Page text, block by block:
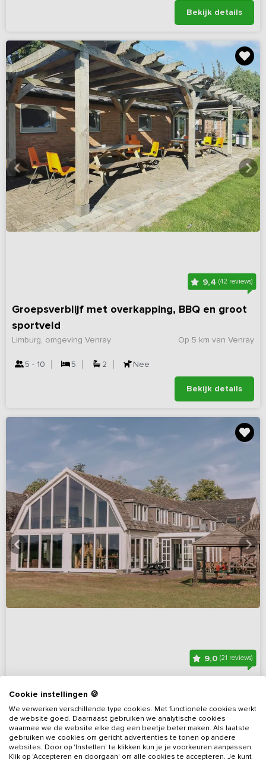
Bekijk details
9,4 (42 reviews)
Groepsverblijf met overkapping, BBQ en groot
sportveld
Op 5 km van Venray
Limburg, omgeving Venray
5 - 10 5 2 Nee
Bekijk details
9,0(21 reviews)
speeltuin en terras
Op 5 km van Venray
Limburg, omgeving Venray
12 - 35 12 12 2
Cookie instellingen 🍪
We verwerken verschillende type cookies. Met functionele cookies werkt
de website goed. Daarnaast gebruiken we analytische cookies
waarmee we de website elke dag een beetje beter maken. Als laatste
gebruiken we cookies om gericht advertenties te tonen op andere
websites. Door op 'Instellen' te klikken kun je je voorkeuren aanpassen.
Klik op 'Accepteren en doorgaan' om alle cookies te accepteren. Je kunt